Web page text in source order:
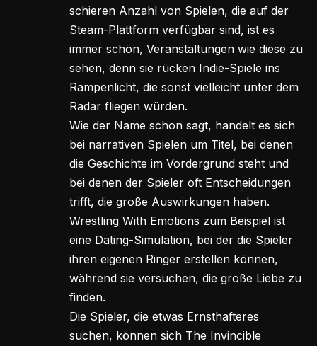
schieren Anzahl von Spielen, die auf der
Steam-Plattform verfügbar sind, ist es
immer schön, Veranstaltungen wie diese zu
sehen, denn sie rücken Indie-Spiele ins
Rampenlicht, die sonst vielleicht unter dem
Radar fliegen würden.
Wie der Name schon sagt, handelt es sich
bei narrativen Spielen um Titel, bei denen
die Geschichte im Vordergrund steht und
bei denen der Spieler oft Entscheidungen
trifft, die große Auswirkungen haben.
Wrestling With Emotions zum Beispiel ist
eine Dating-Simulation, bei der die Spieler
ihren eigenen Ringer erstellen können,
während sie versuchen, die große Liebe zu
finden.
Die Spieler, die etwas Ernsthafteres
suchen, können sich The Invincible